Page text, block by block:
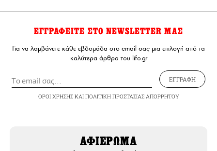
ΕΓΓΡΑΦΕΙΤΕ ΣΤΟ NEWSLETTER ΜΑΣ
Για να λαμβάνετε κάθε εβδομάδα στο email σας μια επιλογή από τα
καλύτερα άρθρα του lifo.gr
ΕΓΓΡΑΦΗ
ΟΡΟΙ ΧΡΗΣΗΣΚΑΙ ΠΟΛΙΤΙΚΗ ΠΡΟΣΤΑΣΙΑΣ ΑΠΟΡΡΗΤΟΥ
ΑΦΙΕΡΩΜΑ